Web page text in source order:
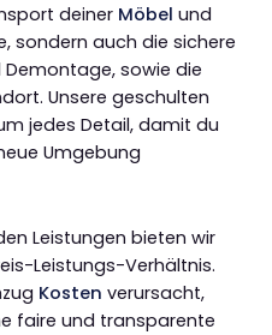
deiner Möbel und
sondern auch die sichere
sowie die
Unsere geschulten
jedes Detail, damit du
Umgebung
Leistungen bieten wir
Leistungs-Verhältnis.
Kosten verursacht,
faire und transparente